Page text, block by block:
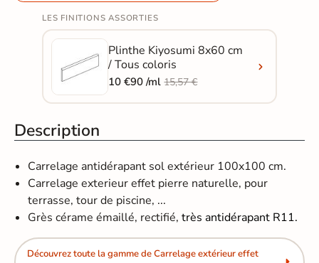
LES FINITIONS ASSORTIES
Plinthe Kiyosumi 8x60 cm
/ Tous coloris
10 €90 /ml15,57 €
Description
Carrelage antidérapant sol extérieur 100x100 cm.
Carrelage exterieur effet pierre naturelle, pour
terrasse, tour de piscine, ...
Grès cérame émaillé, rectifié,très antidérapant R11.
Découvrez toute la gamme de Carrelage extérieur effet